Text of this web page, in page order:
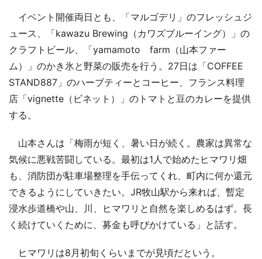
イベント開催両日とも、「マルゴデリ」のフレッシュジ
ュース、「kawazu Brewing（カワズブルーイング）」の
クラフトビール、「yamamoto farm（山本ファー
ム）」のかき氷と野菜の販売を行う。27日は「COFFEE
STAND887」のハーブティーとコーヒー、フランス料理
店「vignette（ビネット）」のトマトと豆のカレーを提供
する。
山本さんは「梅雨が短く、暑い日が続く。農家は異常な
気候に悪戦苦闘している。最初は1人で始めたヒマワリ畑
も、消防団が駐車場整理を手伝ってくれ、町内に何か還元
できるようにしていきたい。JR牧山駅から来れば、暫定
浸水歩道橋や山、川、ヒマワリと自然を楽しめるはず。長
く続けていくために、募金も呼びかけている」と話す。
ヒマワリは8月初旬くらいまでが見頃だという。